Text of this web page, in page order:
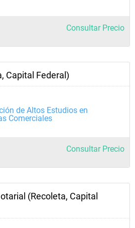
Consultar Precio
Capital Federal)
de Altos Estudios en
Comerciales
Consultar Precio
(Recoleta, Capital